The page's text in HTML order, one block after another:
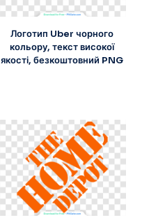
Логотип Uber чорного
кольору, текст високої
якості, безкоштовний PNG